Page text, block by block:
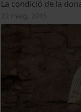
La condició de la
22 maig, 2015